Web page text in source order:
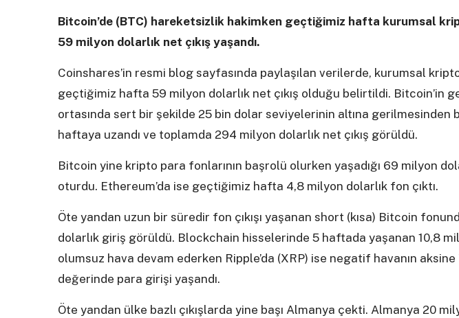
Bitcoin’de (BTC) hareketsizlik hakimken geçtiğimiz hafta kurumsal
59 milyon dolarlık net çıkış yaşandı.
Coinshares’in resmi blog sayfasında paylaşılan verilerde, kurumsal
geçtiğimiz hafta 59 milyon dolarlık net çıkış olduğu belirtildi. Bitcoin’in
ortasında sert bir şekilde 25 bin dolar seviyelerinin altına gerilmesinden
haftaya uzandı ve toplamda 294 milyon dolarlık net çıkış görüldü.
Bitcoin yine kripto para fonlarının başrolü olurken yaşadığı 69 milyon
oturdu. Ethereum’da ise geçtiğimiz hafta 4,8 milyon dolarlık fon çıktı.
Öte yandan uzun bir süredir fon çıkışı yaşanan short (kısa) Bitcoin
dolarlık giriş görüldü. Blockchain hisselerinde 5 haftada yaşanan 10,8
olumsuz hava devam ederken Ripple’da (XRP) ise negatif havanın
değerinde para girişi yaşandı.
Öte yandan ülke bazlı çıkışlarda yine başı Almanya çekti. Almanya 20